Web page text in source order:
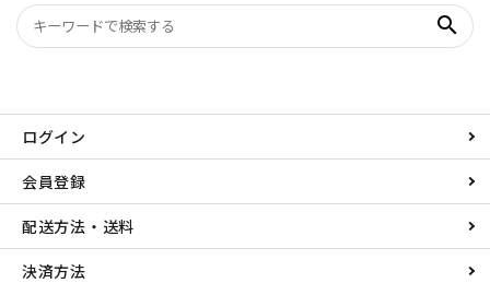
search
ログイン
会員登録
配送方法・送料
決済方法